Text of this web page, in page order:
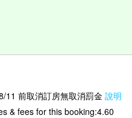
11 前取消訂房無取消罰金 說明
& fees for this booking:4.60